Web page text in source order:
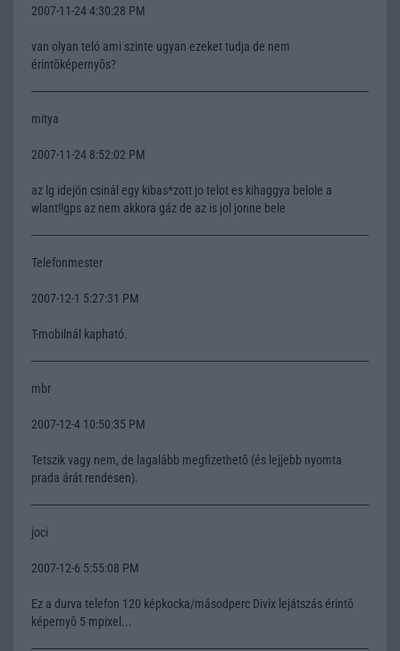
2007-11-24 4:30:28 PM
van olyan teló ami szinte ugyan ezeket tudja de nem
érintõképernyõs?
mitya
2007-11-24 8:52:02 PM
az lg idejön csinál egy kibas*zott jo telot es kihaggya belole a
wlant!!gps az nem akkora gáz de az is jol jonne bele
Telefonmester
2007-12-1 5:27:31 PM
T-mobilnál kapható.
mbr
2007-12-4 10:50:35 PM
Tetszik vagy nem, de lagalább megfizethetõ (és lejjebb nyomta
prada árát rendesen).
joci
2007-12-6 5:55:08 PM
Ez a durva telefon 120 képkocka/másodperc Divix lejátszás érintõ
képernyõ 5 mpixel...